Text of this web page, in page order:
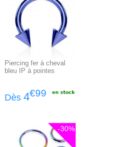
Piercing fer à cheval
bleu IP à pointes
Dès 4€99
-30%